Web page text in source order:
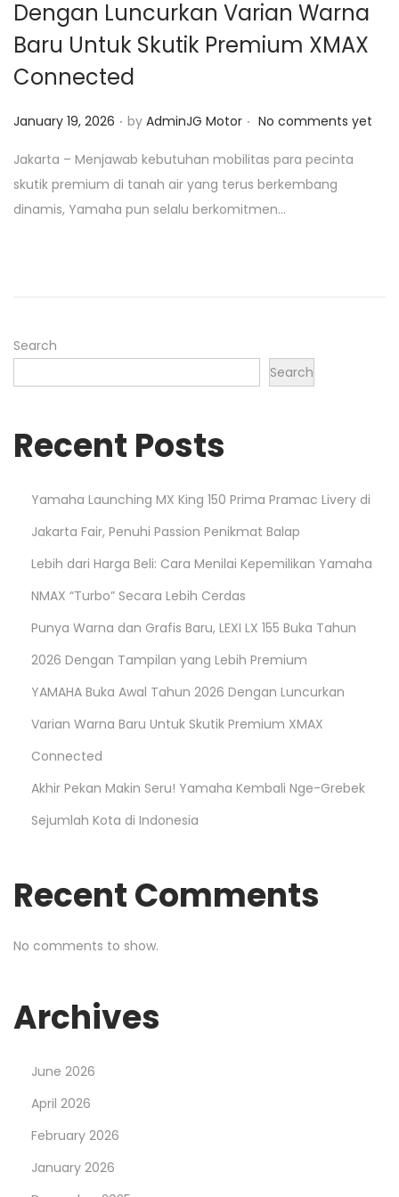
o
n
Dengan Luncurkan Varian Warna
Baru Untuk Skutik Premium XMAX
Connected
P
s
t
e
January 19, 2026 . by AdminJG Motor . No comments yet
Jakarta – Menjawab kebutuhan mobilitas para pecinta
skutik premium di tanah air yang terus berkembang
dinamis, Yamaha pun selalu berkomitmen…
Search
Search
Recent Posts
Yamaha Launching MX King 150 Prima Pramac Livery di
Jakarta Fair, Penuhi Passion Penikmat Balap
Lebih dari Harga Beli: Cara Menilai Kepemilikan Yamaha
NMAX “Turbo” Secara Lebih Cerdas
Punya Warna dan Grafis Baru, LEXI LX 155 Buka Tahun
2026 Dengan Tampilan yang Lebih Premium
YAMAHA Buka Awal Tahun 2026 Dengan Luncurkan
Varian Warna Baru Untuk Skutik Premium XMAX
Connected
Akhir Pekan Makin Seru! Yamaha Kembali Nge-Grebek
Sejumlah Kota di Indonesia
Recent Comments
No comments to show.
Archives
June 2026
April 2026
February 2026
January 2026